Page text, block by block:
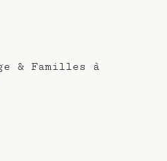
& Familles à